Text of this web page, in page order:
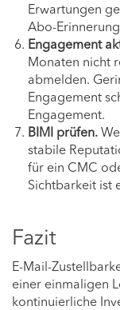
Erwartungen
Abo-
Engagement
Monaten nicht
abmelden.
Engagement
Engagement.
BIMI prüfen.
stabile
für ein CMC
Sichtbarkeit ist
Fazit
E-Mail-
einer einmaligen
kontinuierliche